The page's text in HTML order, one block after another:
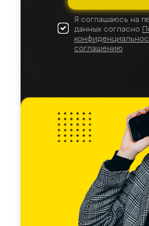
Я соглашаюсь на
данных согласно
соглашению